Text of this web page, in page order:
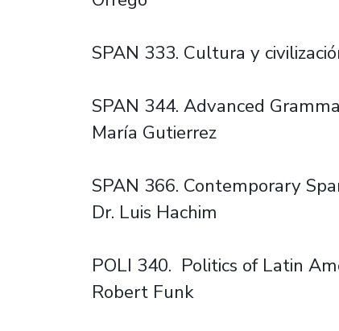
SPAN 333. Cultura y
SPAN 344. Advanced
María Gutierrez
SPAN 366. Contemporary
Dr. Luis Hachim
POLI 340. Politics of Latin
Robert Funk